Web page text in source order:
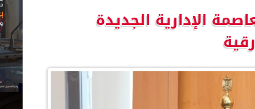
الإدارية الجديدة